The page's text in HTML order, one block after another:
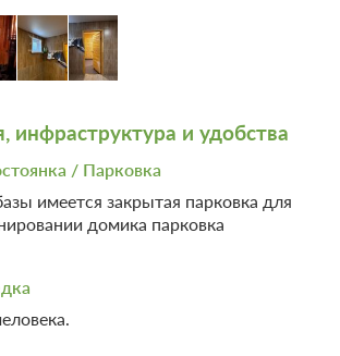
кресла
комната в номере
подтверждение
Без питания
до 15 августа 2026 23:59; При отмене
2026 00:00 оплата не возвращается
50% предоплаты на условиях 300
инфраструктура и удобства
/ Парковка
имеется закрытая парковка для
домика парковка